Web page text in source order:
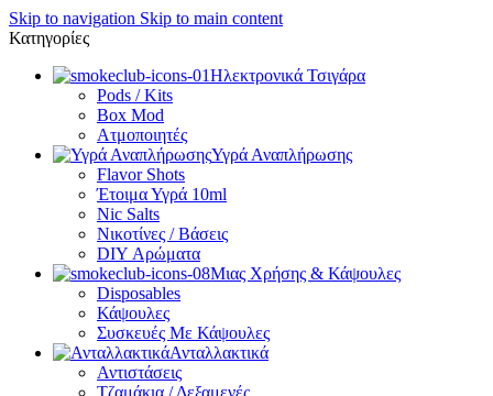
Skip to navigation Skip to main content
Κατηγορίες
Ηλεκτρονικά Τσιγάρα
Pods / Kits
Box Mod
Ατμοποιητές
Υγρά Αναπλήρωσης
Flavor Shots
Έτοιμα Υγρά 10ml
Nic Salts
Νικοτίνες / Βάσεις
DIY Αρώματα
Μιας Χρήσης & Κάψουλες
Disposables
Κάψουλες
Συσκευές Με Κάψουλες
Ανταλλακτικά
Αντιστάσεις
Τζαμάκια / Δεξαμενές